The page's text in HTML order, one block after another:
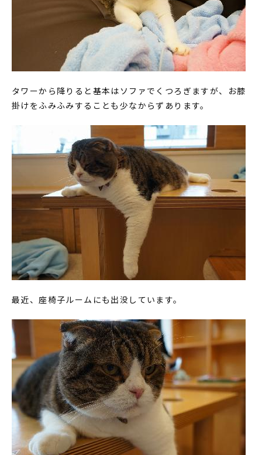
タワーから降りると基本はソファでくつろぎますが、お膝
掛けをふみふみすることも少なからずあります。
最近、座椅子ルームにも出没しています。